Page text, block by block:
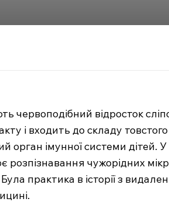
червоподібний відросток
і входить до складу
орган імунної системи дітей.
розпізнавання чужорідних
практика в історії з